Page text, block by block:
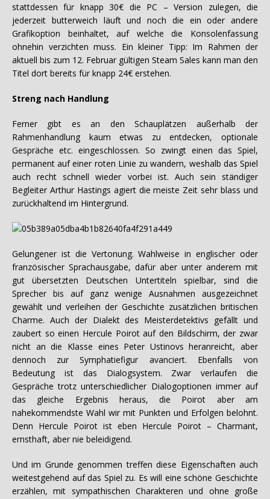
stattdessen für knapp 30€ die PC – Version zulegen, die
jederzeit butterweich läuft und noch die ein oder andere
Grafikoption beinhaltet, auf welche die Konsolenfassung
ohnehin verzichten muss. Ein kleiner Tipp: Im Rahmen der
aktuell bis zum 12. Februar gültigen Steam Sales kann man den
Titel dort bereits für knapp 24€ erstehen.
Streng nach Handlung
Ferner gibt es an den Schauplätzen außerhalb der
Rahmenhandlung kaum etwas zu entdecken, optionale
Gespräche etc. eingeschlossen. So zwingt einen das Spiel,
permanent auf einer roten Linie zu wandern, weshalb das Spiel
auch recht schnell wieder vorbei ist. Auch sein ständiger
Begleiter Arthur Hastings agiert die meiste Zeit sehr blass und
zurückhaltend im Hintergrund.
Gelungener ist die Vertonung. Wahlweise in englischer oder
französischer Sprachausgabe, dafür aber unter anderem mit
gut übersetzten Deutschen Untertiteln spielbar, sind die
Sprecher bis auf ganz wenige Ausnahmen ausgezeichnet
gewählt und verleihen der Geschichte zusätzlichen britischen
Charme. Auch der Dialekt des Meisterdetektivs gefällt und
zaubert so einen Hercule Poirot auf den Bildschirm, der zwar
nicht an die Klasse eines Peter Ustinovs heranreicht, aber
dennoch zur Symphatiefigur avanciert. Ebenfalls von
Bedeutung ist das Dialogsystem. Zwar verlaufen die
Gespräche trotz unterschiedlicher Dialogoptionen immer auf
das gleiche Ergebnis heraus, die Poirot aber am
nahekommendste Wahl wir mit Punkten und Erfolgen belohnt.
Denn Hercule Poirot ist eben Hercule Poirot – Charmant,
ernsthaft, aber nie beleidigend.
Und im Grunde genommen treffen diese Eigenschaften auch
weitestgehend auf das Spiel zu. Es will eine schöne Geschichte
erzählen, mit sympathischen Charakteren und ohne große